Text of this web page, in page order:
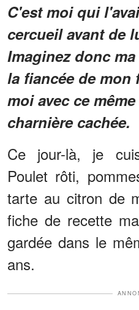
C'est moi qui
cercueil avant de
Imaginez donc
la fiancée de mon
moi avec ce
charnière cachée.
Ce jour-là, je
Poulet rôti,
tarte au citron de
fiche de recette
gardée dans le
ans.